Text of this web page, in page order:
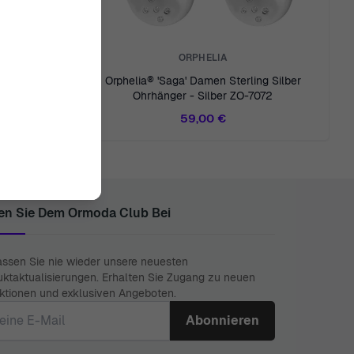
ORPHELIA
Orphelia® 'Saga' Damen Sterling Silber
Ohrhänger - Silber ZO-7072
59,00 €
Sie Dem Ormoda Club Bei
Sie nie wieder unsere neuesten
Erhalten Sie Zugang zu neuen
und exklusiven Angeboten.